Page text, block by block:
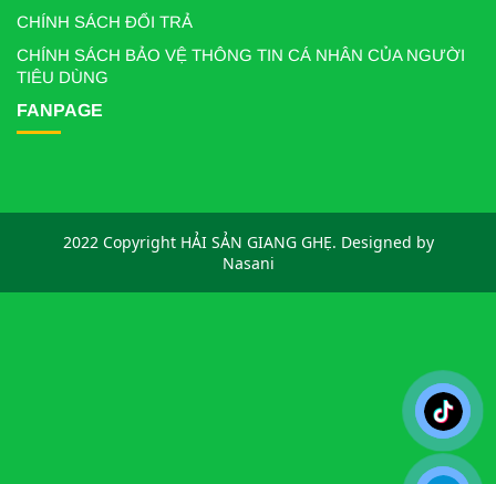
CHÍNH SÁCH ĐỔI TRẢ
CHÍNH SÁCH BẢO VỆ THÔNG TIN CÁ NHÂN CỦA NGƯỜI
TIÊU DÙNG
FANPAGE
2022 Copyright HẢI SẢN GIANG GHẸ. Designed by
Nasani